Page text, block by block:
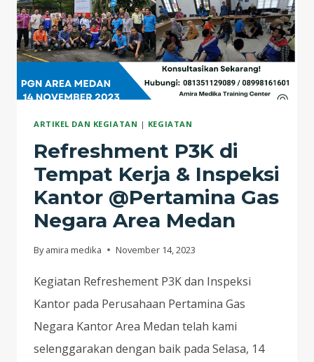
ARTIKEL DAN KEGIATAN | KEGIATAN
Refreshment P3K di
Tempat Kerja & Inspeksi
Kantor @Pertamina Gas
Negara Area Medan
By amira medika November 14, 2023
Kegiatan Refreshement P3K dan Inspeksi
Kantor pada Perusahaan Pertamina Gas
Negara Kantor Area Medan telah kami
selenggarakan dengan baik pada Selasa, 14